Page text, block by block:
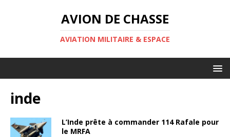
AVION DE CHASSE
AVIATION MILITAIRE & ESPACE
inde
L’Inde prête à commander 114 Rafale pour
le MRFA